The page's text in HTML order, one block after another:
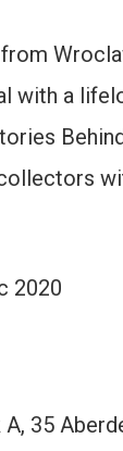
with a
2020
35